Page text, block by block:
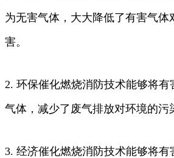
为无害气体，大大降低了有害气体
害。
2. 环保催化燃烧消防技术能够将
气体，减少了废气排放对环境的污
3. 经济催化燃烧消防技术能够将有